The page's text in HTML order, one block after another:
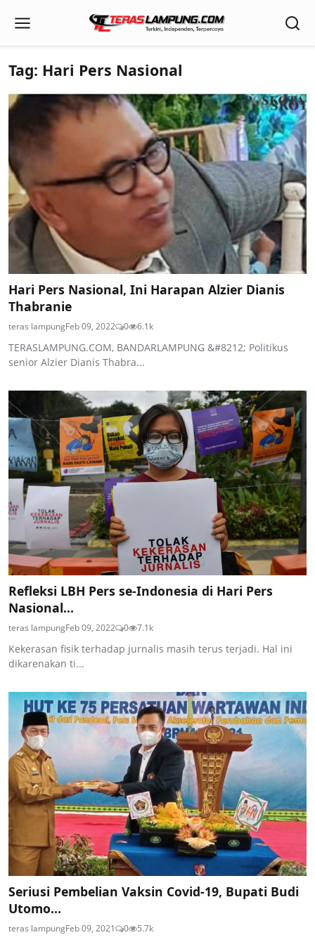
Tag: Hari Pers Nasional
Hari Pers Nasional, Ini Harapan Alzier Dianis
Thabranie
teras lampungFeb 09, 2022 0 6.1k
TERASLAMPUNG.COM, BANDARLAMPUNG &#8212; Politikus
senior Alzier Dianis Thabra...
Refleksi LBH Pers se-Indonesia di Hari Pers
Nasional...
teras lampungFeb 09, 2022 0 7.1k
Kekerasan fisik terhadap jurnalis masih terus terjadi. Hal ini
dikarenakan ti...
Seriusi Pembelian Vaksin Covid-19, Bupati Budi
Utomo...
teras lampungFeb 09, 2021 0 5.7k